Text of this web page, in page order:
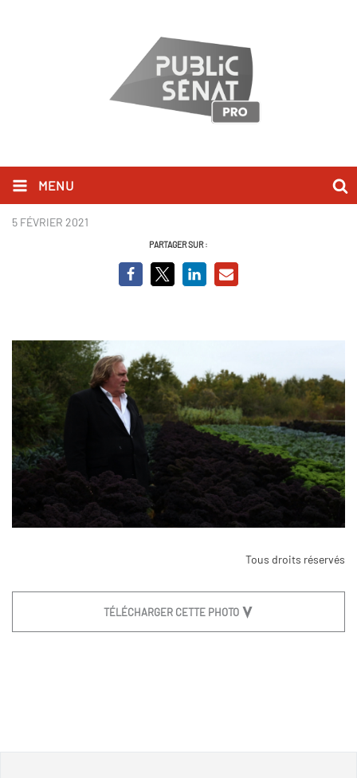
MENU
A pleines dents Ile de France
5 FÉVRIER 2021
PARTAGER SUR :
Tous droits réservés
TÉLÉCHARGER CETTE PHOTO